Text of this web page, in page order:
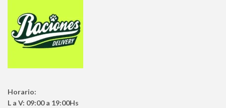
Horario:
L a V: 09:00 a 19:00Hs